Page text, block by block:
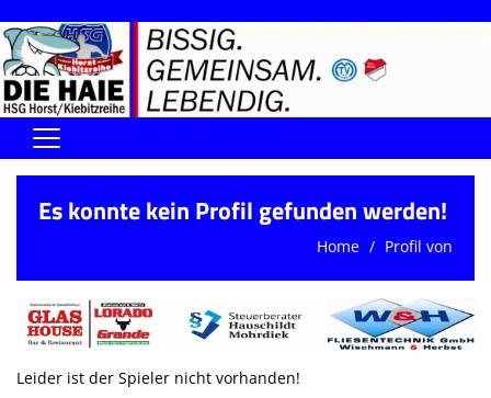
Home
Handball-Förderverein der Haie
Kontaktformular
UNSERE SPORTHALLEN
Es konnte kein Profil gefunden werden!
Home Profil von
Leider ist der Spieler nicht vorhanden!